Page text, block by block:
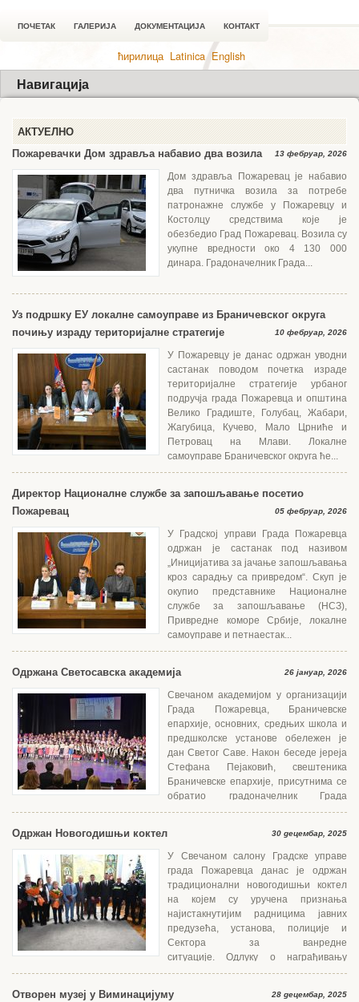
ПОЧЕТАК ГАЛЕРИЈА ДОКУМЕНТАЦИЈА КОНТАКТ
ћирилица Latinica English
Навигација
АКТУЕЛНО
Пожаревачки Дом здравља набавио два возила
13 фебруар, 2026
Дом здравља Пожаревац је набавио
два путничка возила за потребе
патронажне службе у Пожаревцу и
Костолцу средствима које је
обезбедио Град Пожаревац. Возила су
укупне вредности око 4 130 000
динара. Градоначелник Града...
Уз подршку ЕУ локалне самоуправе из Браничевског округа
почињу израду територијалне стратегије
10 фебруар, 2026
У Пожаревцу је данас одржан уводни
састанак поводом почетка израде
територијалне стратегије урбаног
подручја града Пожаревца и општина
Велико Градиште, Голубац, Жабари,
Жагубица, Кучево, Мало Црниће и
Петровац на Млави. Локалне
самоуправе Браничевског округа ће...
Директор Националне службе за запошљавање посетио
Пожаревац
05 фебруар, 2026
У Градској управи Града Пожаревца
одржан је састанак под називом
„Иницијатива за јачање запошљавања
кроз сарадњу са привредом“. Скуп је
окупио представнике Националне
службе за запошљавање (НСЗ),
Привредне коморе Србије, локалне
самоуправе и петнаестак...
Одржана Светосавска академија 26 јануар, 2026
Свечаном академијом у организацији
Града Пожаревца, Браничевске
епархије, основних, средњих школа и
предшколске установе обележен је
дан Светог Саве. Након беседе јереја
Стефана Пејаковић, свештеника
Браничевске епархије, присутнима се
обратио градоначелник Града
Пожаревца Саша...
Одржан Новогодишњи коктел 30 децембар, 2025
У Свечаном салону Градске управе
града Пожаревца данас је одржан
традиционални новогодишњи коктел
на којем су уручена признања
најистакнутијим радницима јавних
предузећа, установа, полиције и
Сектора за ванредне
ситуације. Одлуку о награђивању
донело је Градско веће...
Отворен музеј у Виминацијуму 28 децембар, 2025